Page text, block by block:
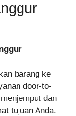
barang ke
door-to-
dan
tujuan Anda.